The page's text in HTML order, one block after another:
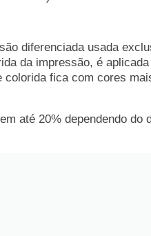
diferenciada usada
da impressão, é
fica com cores
até 20% dependendo